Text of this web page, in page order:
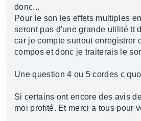
donc...
Pour le son les effets multiples
seront pas d'une grande utilité tt
car je compte surtout enregistrer
compos et donc je traiterais le
Une question 4 ou 5 cordes c
Si certains ont encore des avis
moi profité. Et merci a tous pour